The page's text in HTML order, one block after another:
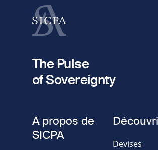
Nom
fieldset
téléphone
Société/Organisation
The Pulse
of Sovereignty
A propos de
SICPA
Devises